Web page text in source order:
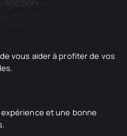
vous aider à profiter de vos
et une bonne